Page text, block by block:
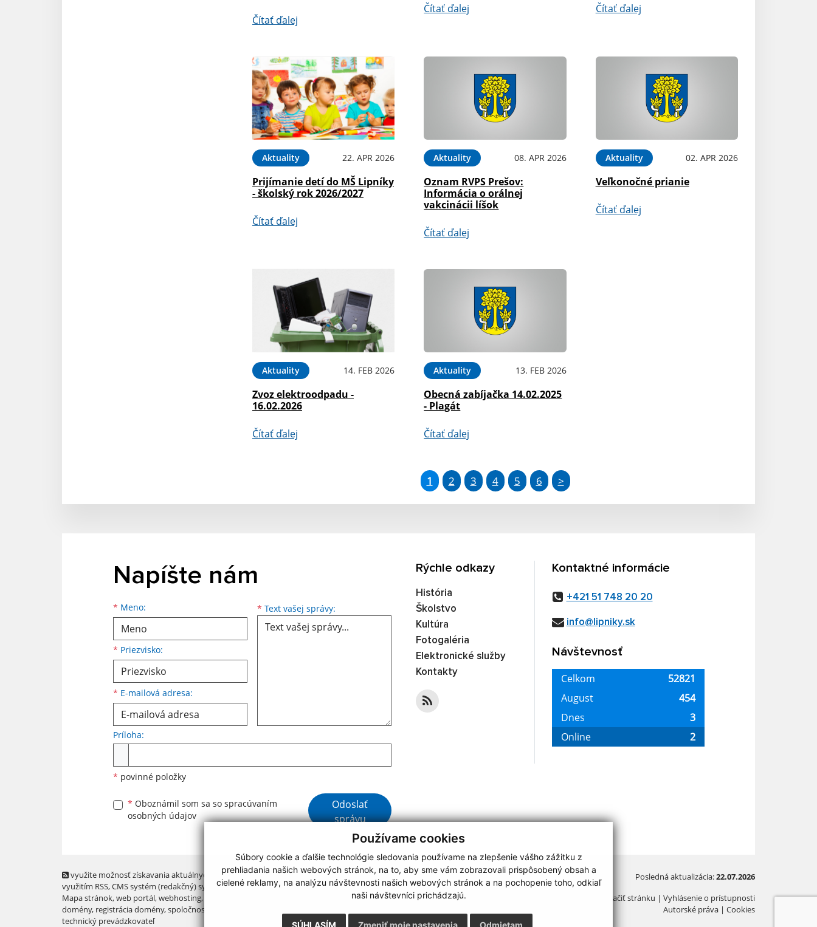
Používame cookies
Súbory cookie a ďalšie technológie sledovania používame na zlepšenie vášho zážitku z
prehliadania našich webových stránok, na to, aby sme vám zobrazovali prispôsobený obsah a
cielené reklamy, na analýzu návštevnosti našich webových stránok a na pochopenie toho, odkiaľ
naši návštevníci prichádzajú.
Čítať ďalej
Čítať ďalej Čítať ďalej
Aktuality 22. APR 2026
Prijímanie detí do MŠ Lipníky
- školský rok 2026/2027
Čítať ďalej
Aktuality 08. APR 2026
Oznam RVPS Prešov:
Informácia o orálnej
vakcinácii líšok
Čítať ďalej
Aktuality 02. APR 2026
Veľkonočné prianie
Čítať ďalej
Aktuality 14. FEB 2026
Zvoz elektroodpadu -
16.02.2026
Čítať ďalej
Aktuality 13. FEB 2026
Obecná zabíjačka 14.02.2025
- Plagát
Čítať ďalej
1 2 3 4 5 6 >
Napíšte nám
* Meno:
Meno
* Priezvisko:
Priezvisko
* E-mailová adresa:
E-mailová adresa * Text vašej správy: Text vašej správy...
Príloha:
* povinné položky
* Oboznámil som sa so spracúvaním
osobných údajov
Google reCaptcha Response
Odoslať
správu
Rýchle odkazy
História
Školstvo
Kultúra
Fotogaléria
Elektronické služby
Kontakty
Kontaktné informácie
+421 51 748 20 20
info@lipniky.sk
Návštevnosť
využite možnosť získavania aktuálnych informácií s
využitím RSS, CMS systém (redakčný) systém ECHELON 2,
Mapa stránok,web portál,webhosting,
domény, registrácia domény,spoločnosť webex.digital, s.r.o.
technický prevádzkovateľ
Posledná aktualizácia:22.07.2026
Vytlačiť stránku | Vyhlásenie o prístupnosti
Autorské práva | Cookies
webdesign|